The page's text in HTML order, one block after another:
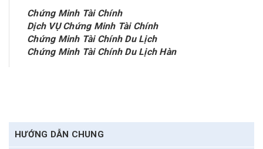
Chứng Minh Tài Chính
Dịch VỤ Chứng Minh Tài Chính
Chứng Minh Tài Chính Du Lịch
Chứng Minh Tài Chính Du Lịch Hàn
HƯỚNG DẪN CHUNG